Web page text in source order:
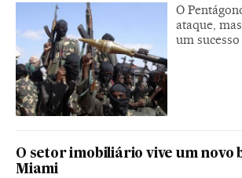
O
ataque,
um sucesso
O setor imobiliário vive um novo
Miami